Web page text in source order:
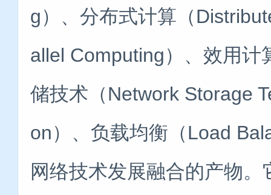
g）、分布式计算（
allel Computing）、效用计
储技术（Network Storage
on）、负载均衡（Load
网络技术发展融合的产物